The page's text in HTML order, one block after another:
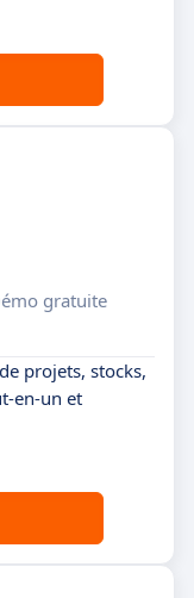
gratuite
projets, stocks,
en-un et